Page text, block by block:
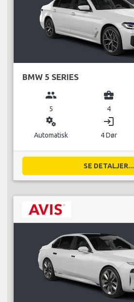
BMW 5 SERIES
group
5
business_center
4
miscellaneous_services
Automatisk
login
4 Dør
SE DETALJER...